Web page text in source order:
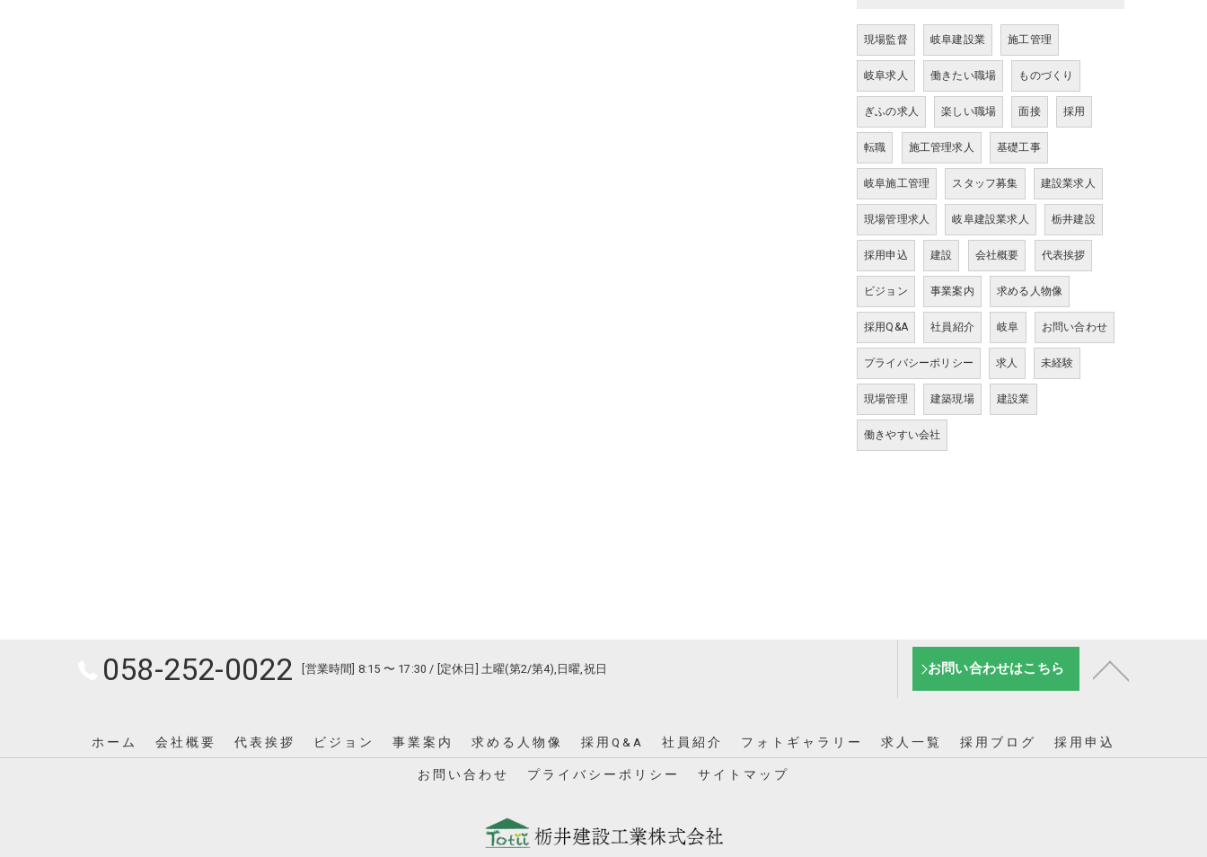
現場監督 岐阜建設業 施工管理
岐阜求人 働きたい職場 ものづくり
ぎふの求人 楽しい職場 面接 採用
転職 施工管理求人 基礎工事
岐阜施工管理 スタッフ募集 建設業求人
現場管理求人 岐阜建設業求人 栃井建設
採用申込 建設 会社概要 代表挨拶
ビジョン 事業案内 求める人物像
採用Q&A 社員紹介 岐阜 お問い合わせ
プライバシーポリシー 求人 未経験
現場管理 建築現場 建設業
働きやすい会社
058-252-0022 [営業時間] 8:15 〜 17:30 / [定休日] 土曜(第2/第4),日曜,祝日 お問い合わせはこちら
ホーム 会社概要 代表挨拶 ビジョン 事業案内 求める人物像 採用Q&A 社員紹介 フォトギャラリー 求人一覧 採用ブログ 採用申込
お問い合わせ プライバシーポリシー サイトマップ